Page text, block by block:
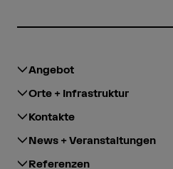
Angebot
Orte + Infrastruktur
Kontakte
News + Veranstaltungen
Referenzen